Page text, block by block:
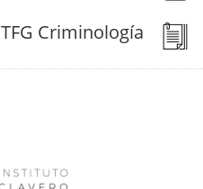
TFG Criminología